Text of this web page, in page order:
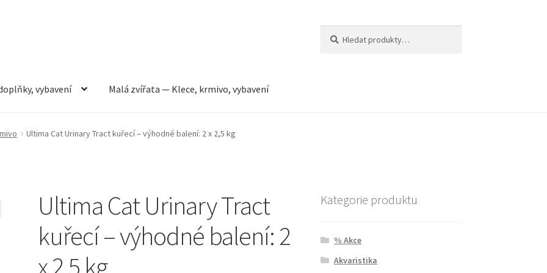
vybavení Malá zvířata — Klece, krmivo, vybavení
vybavení Můj účet Obchod Pokladna Vše pro kočky
Ultima Cat Urinary Tract kuřecí – výhodné balení: 2 x 2,5 kg
Ultima Cat Urinary Tract
kuřecí – výhodné balení: 2
x 2,5 kg
Kategorie produktu
% Akce
Akvaristika